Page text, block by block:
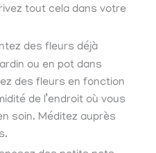
tout cela dans votre
des fleurs déjà
ou en pot dans
des fleurs en fonction
de l’endroit où vous
soin. Méditez auprès